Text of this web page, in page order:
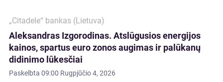
„Citadele“ bankas (Lietuva)
Aleksandras Izgorodinas. Atslūgusios energijos
kainos, spartus euro zonos augimas ir palūkanų
didinimo lūkesčiai
Paskelbta 09:00 Rugpjūčio 4, 2026